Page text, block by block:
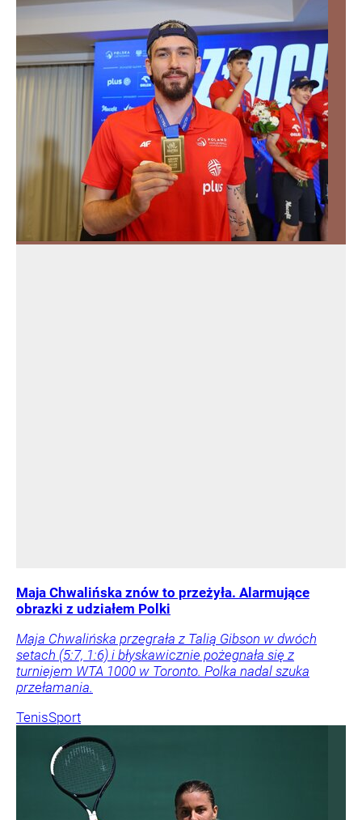
Maja Chwalińska znów to przeżyła. Alarmujące
obrazki z udziałem Polki
Maja Chwalińska przegrała z Talią Gibson w dwóch
setach (5:7, 1:6) i błyskawicznie pożegnała się z
turniejem WTA 1000 w Toronto. Polka nadal szuka
przełamania.
TenisSport